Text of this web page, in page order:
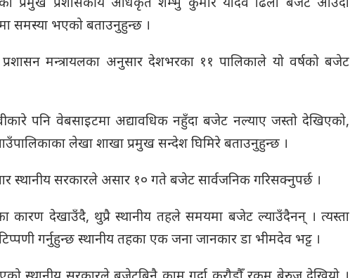
समस्या भएको बताउनुहुन्छ ।
प्रशासन मन्त्रायलका अनुसार देशभरका ११ पालिकाले यो वर्षको बजेट
पनि वेबसाइटमा अद्यावधिक नहुँदा बजेट नल्याए जस्तो देखिएको,
लेखा शाखा प्रमुख सन्देश घिमिरे बताउनुहुन्छ ।
स्थानीय सरकारले असार १० गते बजेट सार्वजनिक गरिसक्नुपर्छ ।
कारण देखाउँदै, थुप्रै स्थानीय तहले समयमा बजेट ल्याउँदैनन् । त्यस्ता
गर्नुहुन्छ स्थानीय तहका एक जना जानकार डा भीमदेव भट्ट ।